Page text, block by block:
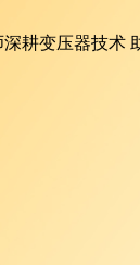
耕变压器技术